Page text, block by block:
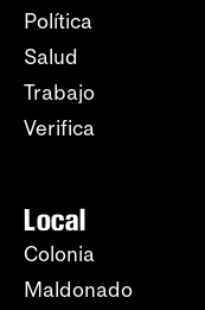
Política
Salud
Trabajo
Verifica
Local
Colonia
Maldonado